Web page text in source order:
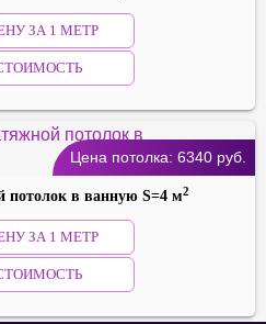
ЗА 1 МЕТР
Цена потолка: 6340 руб.
потолок в ванную S=4 м2
ЗА 1 МЕТР